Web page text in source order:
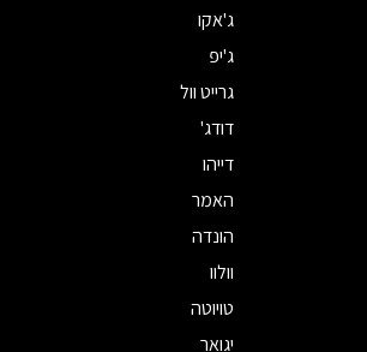
ג'אקו
ג'יפ
גרייט וול
דודג'
דייהו
האמר
הונדה
וולוו
טויוטה
יגואר